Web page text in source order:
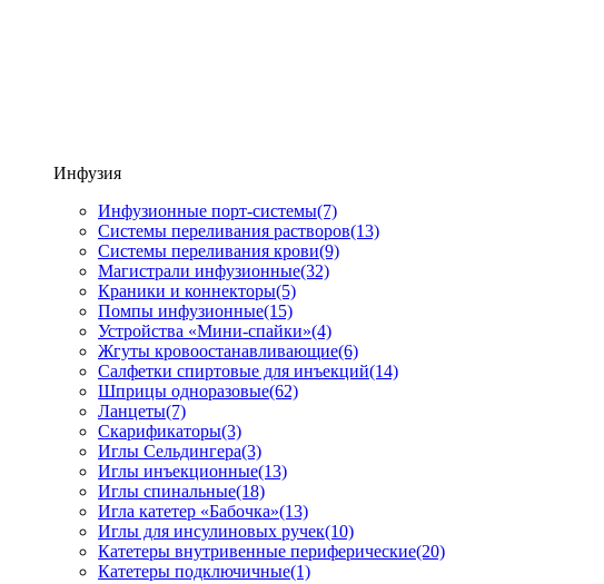
Инфузия
Инфузионные порт-системы(7)
Системы переливания растворов(13)
Системы переливания крови(9)
Магистрали инфузионные(32)
Краники и коннекторы(5)
Помпы инфузионные(15)
Устройства «Мини-спайки»(4)
Жгуты кровоостанавливающие(6)
Салфетки спиртовые для инъекций(14)
Шприцы одноразовые(62)
Ланцеты(7)
Скарификаторы(3)
Иглы Сельдингера(3)
Иглы инъекционные(13)
Иглы спинальные(18)
Игла катетер «Бабочка»(13)
Иглы для инсулиновых ручек(10)
Катетеры внутривенные периферические(20)
Катетеры подключичные(1)